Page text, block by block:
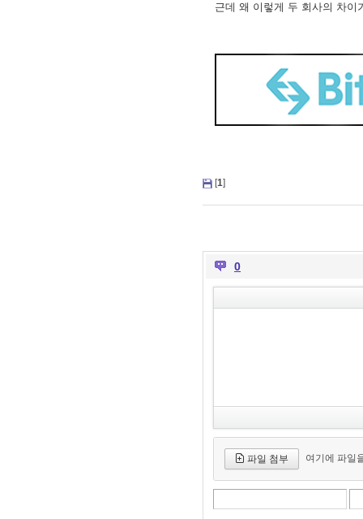
근데 왜 이렇게 두 회사의 차이
[1]
0
파일 첨부 여기에 파일